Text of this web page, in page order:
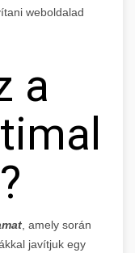
weboldalad
a
, amely során
javítjuk egy